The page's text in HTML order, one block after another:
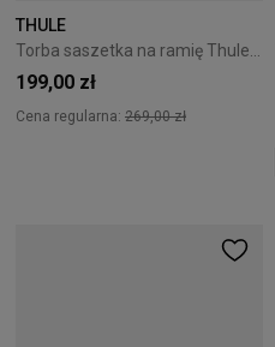
THULE
Torba saszetka na ramię Thule Paramount 2L - Black
199,00 zł
Cena regularna: 269,00 zł